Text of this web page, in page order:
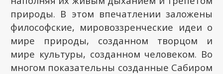
природы. В этом впечатлении заложены
философские, мировоззренческие идеи о
мире природы, созданном творцом и
мире культуры, созданном человеком. Во
многом показательны созданные Сабиром